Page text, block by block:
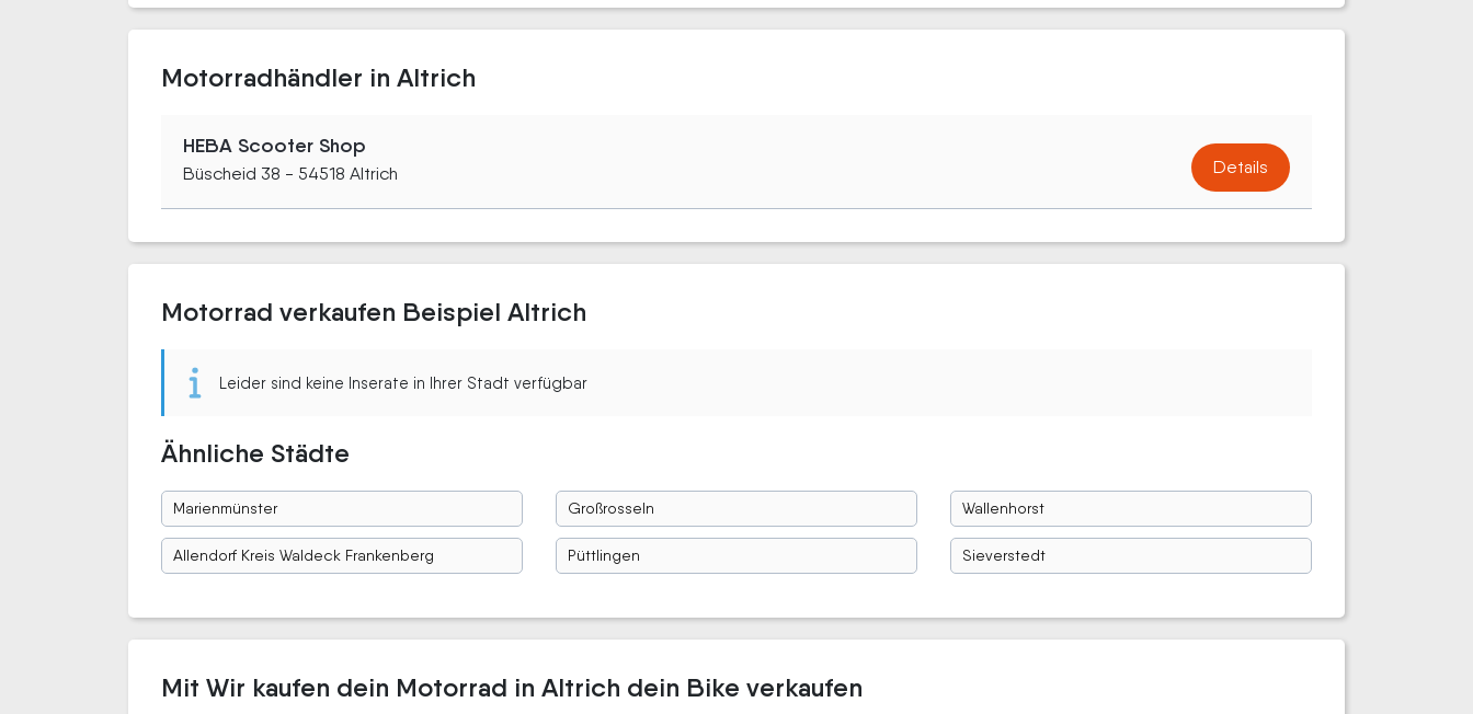
Motorradhändler in Altrich
HEBA Scooter Shop
Büscheid 38 - 54518 Altrich Details
Motorrad verkaufen Beispiel Altrich
Leider sind keine Inserate in Ihrer Stadt verfügbar
Ähnliche Städte
Marienmünster Großrosseln Wallenhorst
Allendorf Kreis Waldeck Frankenberg Püttlingen Sieverstedt
Mit Wir kaufen dein Motorrad in Altrich dein Bike verkaufen